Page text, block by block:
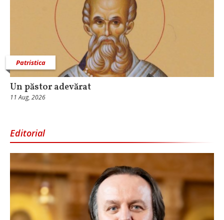
Patristica
Un păstor adevărat
11 Aug, 2026
Editorial